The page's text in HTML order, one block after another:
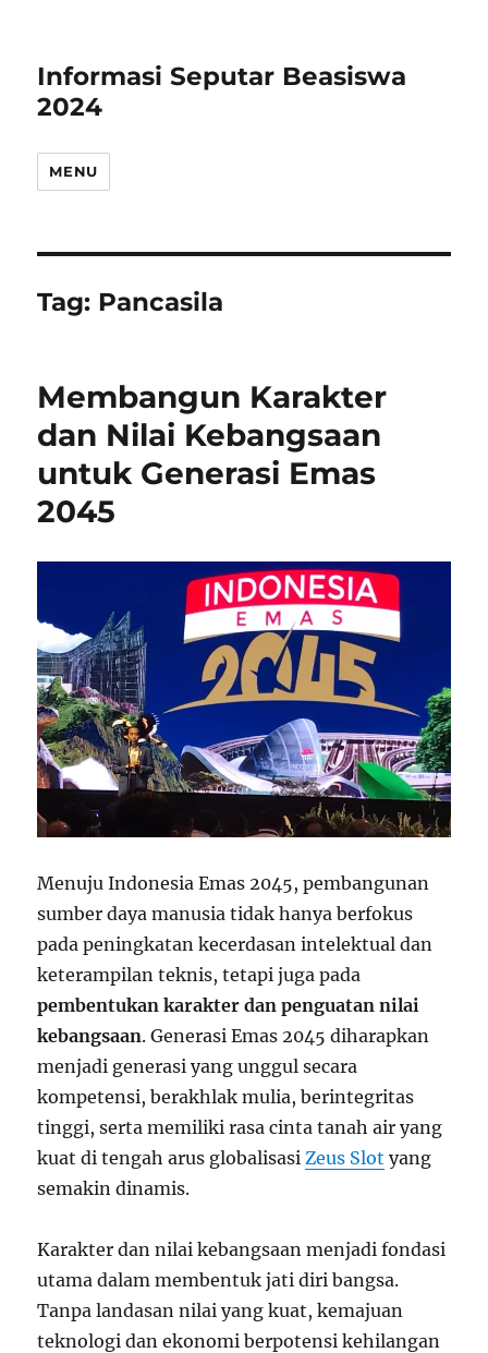
Informasi Seputar Beasiswa
2024
MENU
Tag: Pancasila
Membangun Karakter
dan Nilai Kebangsaan
untuk Generasi Emas
2045
Menuju Indonesia Emas 2045, pembangunan
sumber daya manusia tidak hanya berfokus
pada peningkatan kecerdasan intelektual dan
keterampilan teknis, tetapi juga pada
pembentukan karakter dan penguatan nilai
kebangsaan. Generasi Emas 2045 diharapkan
menjadi generasi yang unggul secara
kompetensi, berakhlak mulia, berintegritas
tinggi, serta memiliki rasa cinta tanah air yang
kuat di tengah arus globalisasi Zeus Slot yang
semakin dinamis.
Karakter dan nilai kebangsaan menjadi fondasi
utama dalam membentuk jati diri bangsa.
Tanpa landasan nilai yang kuat, kemajuan
teknologi dan ekonomi berpotensi kehilangan